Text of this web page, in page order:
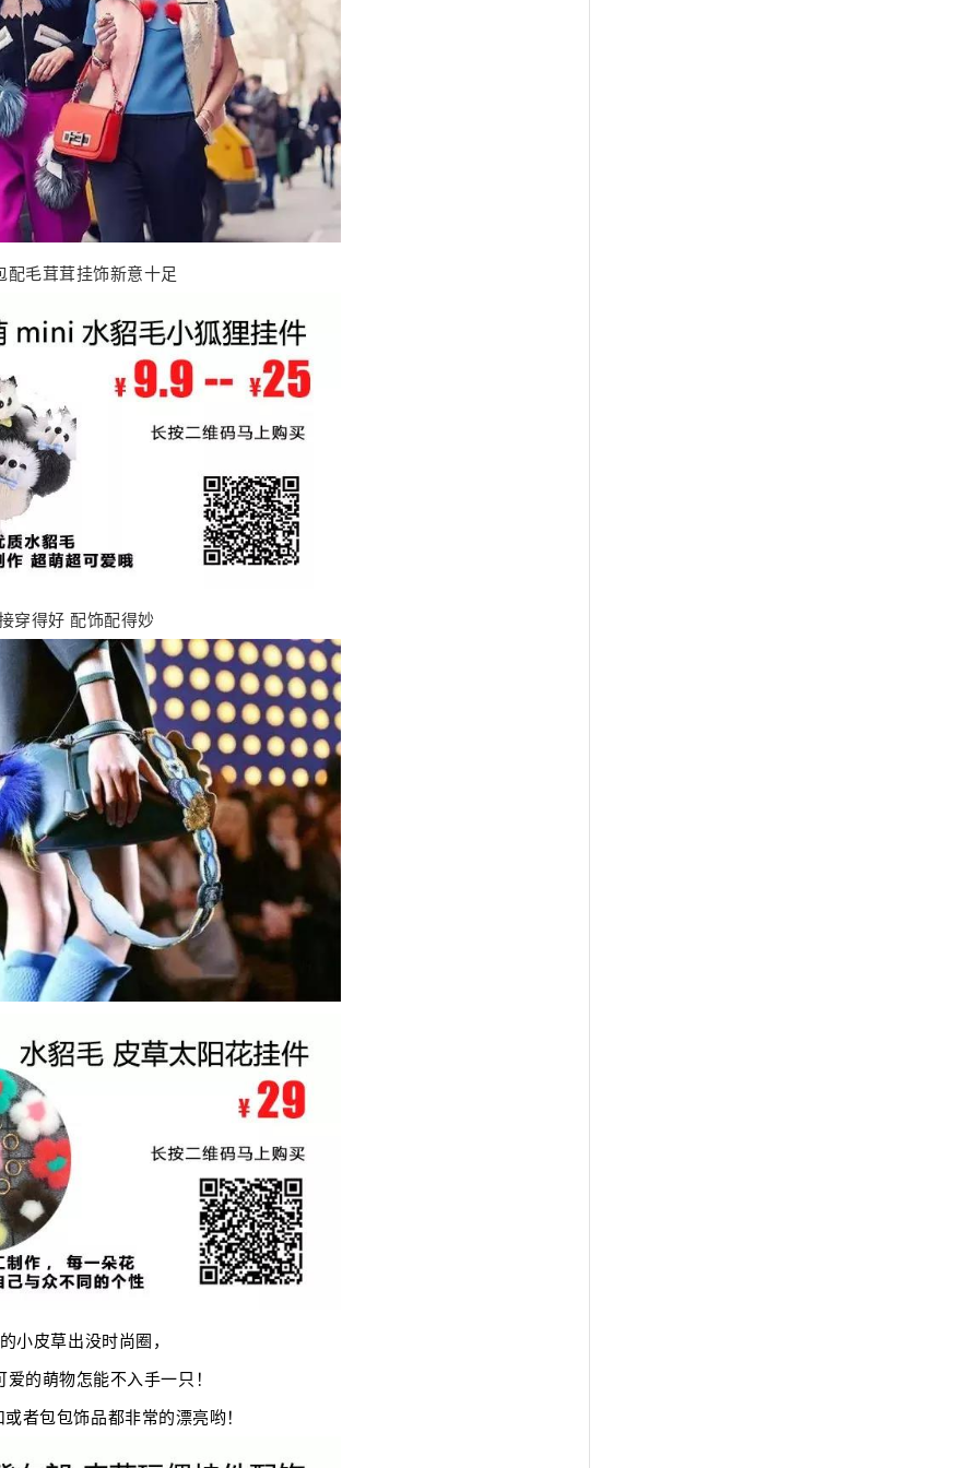
配毛茸茸挂饰新意十足
穿得好 配饰配得妙
小皮草出没时尚圈，
爱的萌物怎能不入手一只！
者包包饰品都非常的漂亮哟！